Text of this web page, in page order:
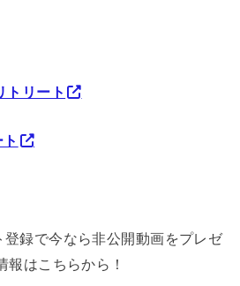
リート
録で今なら非公開動画をプレゼ
報はこちらから！